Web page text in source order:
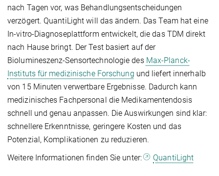
nach Tagen vor, was Behandlungsentscheidungen
verzögert. QuantiLight will das ändern. Das Team hat eine
In-vitro-Diagnoseplattform entwickelt, die das TDM direkt
nach Hause bringt. Der Test basiert auf der
Biolumineszenz-Sensortechnologie des Max-Planck-
Instituts für medizinische Forschung und liefert innerhalb
von 15 Minuten verwertbare Ergebnisse. Dadurch kann
medizinisches Fachpersonal die Medikamentendosis
schnell und genau anpassen. Die Auswirkungen sind klar:
schnellere Erkenntnisse, geringere Kosten und das
Potenzial, Komplikationen zu reduzieren.
Weitere Informationen finden Sie unter:
QuantiLight